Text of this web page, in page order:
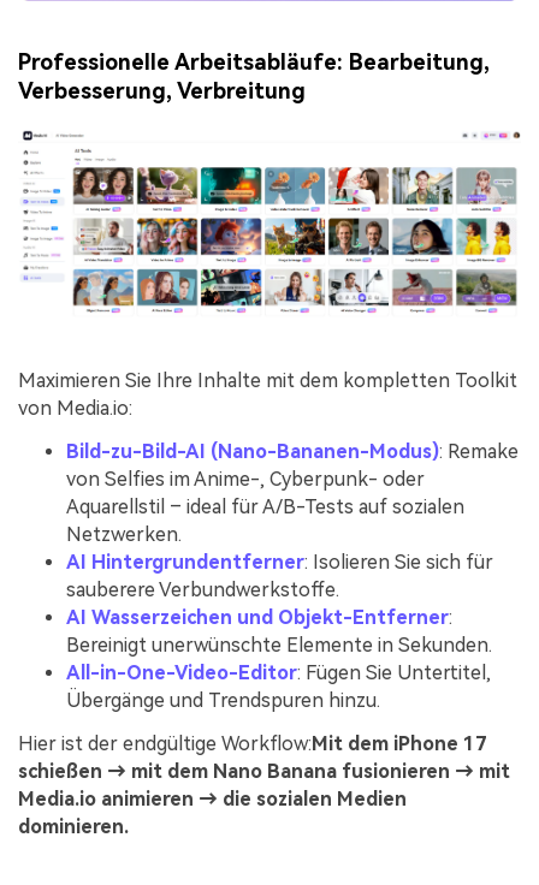
Professionelle Arbeitsabläufe: Bearbeitung,
Verbesserung, Verbreitung
Maximieren Sie Ihre Inhalte mit dem kompletten Toolkit
von Media.io:
Bild-zu-Bild-AI (Nano-Bananen-Modus): Remake
von Selfies im Anime-, Cyberpunk- oder
Aquarellstil – ideal für A/B-Tests auf sozialen
Netzwerken.
AI Hintergrundentferner: Isolieren Sie sich für
sauberere Verbundwerkstoffe.
AI Wasserzeichen und Objekt-Entferner:
Bereinigt unerwünschte Elemente in Sekunden.
All-in-One-Video-Editor: Fügen Sie Untertitel,
Übergänge und Trendspuren hinzu.
Hier ist der endgültige Workflow:Mit dem iPhone 17
schießen → mit dem Nano Banana fusionieren → mit
Media.io animieren → die sozialen Medien
dominieren.